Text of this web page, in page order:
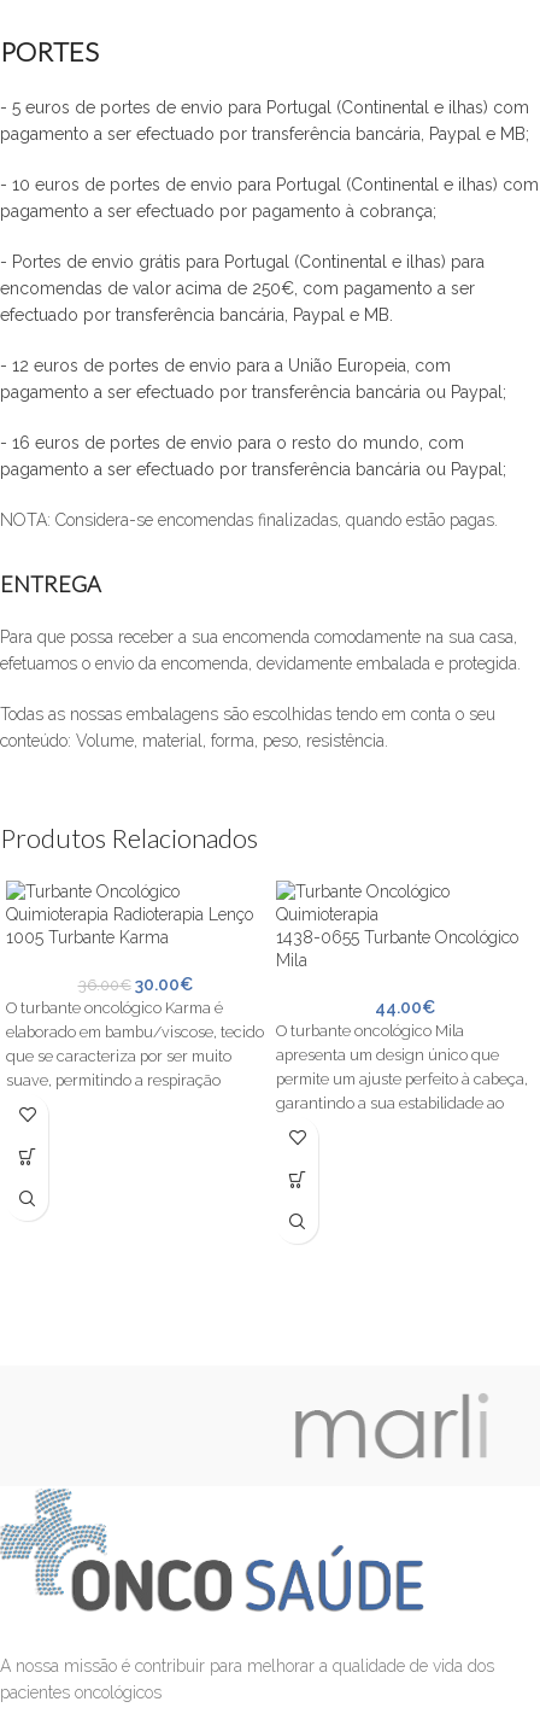
PORTES
- 5 euros de portes de envio para Portugal (Continental e ilhas) com
pagamento a ser efectuado por transferência bancária, Paypal e MB;
- 10 euros de portes de envio para Portugal (Continental e ilhas) com
pagamento a ser efectuado por pagamento à cobrança;
- Portes de envio grátis para Portugal (Continental e ilhas) para
encomendas de valor acima de 250€, com pagamento a ser
efectuado por transferência bancária, Paypal e MB.
- 12 euros de portes de envio para a União Europeia, com
pagamento a ser efectuado por transferência bancária ou Paypal;
- 16 euros de portes de envio para o resto do mundo, com
pagamento a ser efectuado por transferência bancária ou Paypal;
NOTA: Considera-se encomendas finalizadas, quando estão pagas.
ENTREGA
Para que possa receber a sua encomenda comodamente na sua casa,
efetuamos o envio da encomenda, devidamente embalada e protegida.
Todas as nossas embalagens são escolhidas tendo em conta o seu
conteúdo: Volume, material, forma, peso, resistência.
Produtos Relacionados
1005 Turbante Karma
36.00€ 30.00€
O turbante oncológico Karma é
elaborado em bambu/viscose, tecido
que se caracteriza por ser muito
suave, permitindo a respiração
adequada da pele e a evaporação do
sensíveis.
Turbante adequado para quem está
a realizar tratamentos de
1438-0655 Turbante Oncológico
Mila
44.00€
O turbante oncológico Mila
apresenta um design único que
permite um ajuste perfeito à cabeça,
garantindo a sua estabilidade ao
longo do dia.
Supima que é um algodão de
elevada qualidade.
A nossa missão é contribuir para melhorar a qualidade de vida dos
pacientes oncológicos